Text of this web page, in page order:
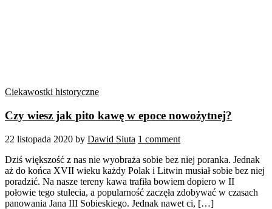
Ciekawostki historyczne
Czy wiesz jak pito kawę w epoce nowożytnej?
22 listopada 2020 by Dawid Siuta 1 comment
Dziś większość z nas nie wyobraża sobie bez niej poranka. Jednak
aż do końca XVII wieku każdy Polak i Litwin musiał sobie bez niej
poradzić. Na nasze tereny kawa trafiła bowiem dopiero w II
połowie tego stulecia, a popularność zaczęła zdobywać w czasach
panowania Jana III Sobieskiego. Jednak nawet ci, […]